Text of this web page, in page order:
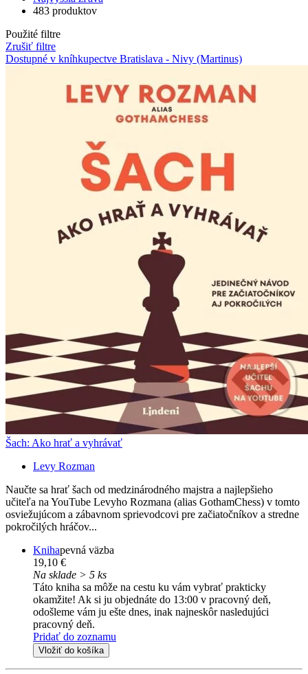
483 produktov
Použité filtre
Zrušiť filtre
Dostupné v kníhkupectve Bratislava - Nivy (Martinus)
Šach: Ako hrať a vyhrávať
Levy Rozman
Naučte sa hrať šach od medzinárodného majstra a najlepšieho
učiteľa na YouTube Levyho Rozmana (alias GothamChess) v tomto
osviežujúcom a zábavnom sprievodcovi pre začiatočníkov a stredne
pokročilých hráčov...
Knihapevná väzba
19,10 €
Na sklade > 5 ks
Táto kniha sa môže na cestu ku vám vybrať prakticky
okamžite! Ak si ju objednáte do 13:00 v pracovný deň,
odošleme vám ju ešte dnes, inak najneskôr nasledujúci
pracovný deň.
Pridať do zoznamu
Vložiť do košíka